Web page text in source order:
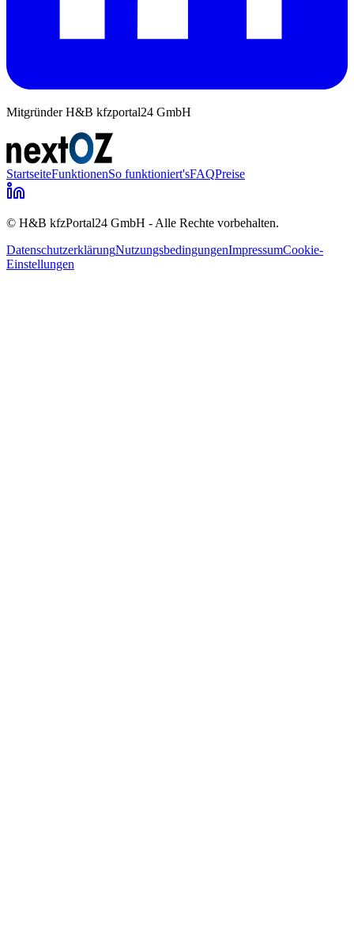
Mitgründer H&B kfzportal24 GmbH
StartseiteFunktionenSo funktioniert'sFAQPreise
© H&B kfzPortal24 GmbH - Alle Rechte vorbehalten.
DatenschutzerklärungNutzungsbedingungenImpressumCookie-
Einstellungen